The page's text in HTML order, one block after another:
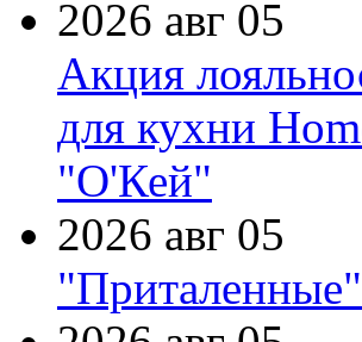
2026 авг 05
Акция
для кухни
"О'Кей"
2026 авг 05